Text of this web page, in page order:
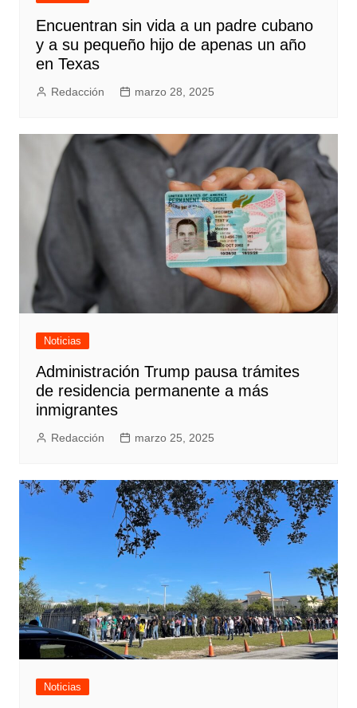
Encuentran sin vida a un padre cubano
y a su pequeño hijo de apenas un año
en Texas
Redacción marzo 28, 2025
Noticias
Administración Trump pausa trámites
de residencia permanente a más
inmigrantes
Redacción marzo 25, 2025
Noticias